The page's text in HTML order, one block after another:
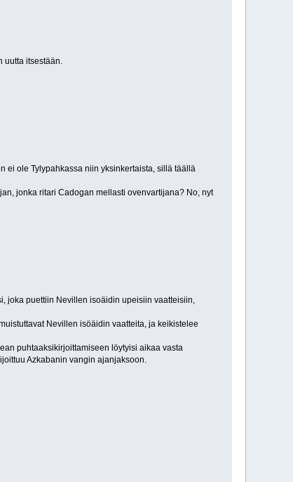
uutta itsestään.
ei ole Tylypahkassa niin yksinkertaista, sillä täällä
jonka ritari Cadogan mellasti ovenvartijana? No, nyt
joka puettiin Nevillen isoäidin upeisiin vaatteisiin,
Nevillen isöäidin vaatteita, ja keikistelee
puhtaaksikirjoittamiseen löytyisi aikaa vasta
Azkabanin vangin ajanjaksoon.